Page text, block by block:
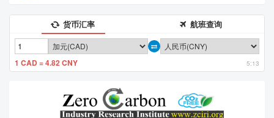
货币汇率 航班查询
1 CAD = 4.82 CNY 5:13